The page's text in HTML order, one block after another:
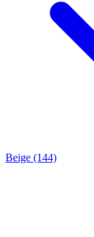
Beige (144)